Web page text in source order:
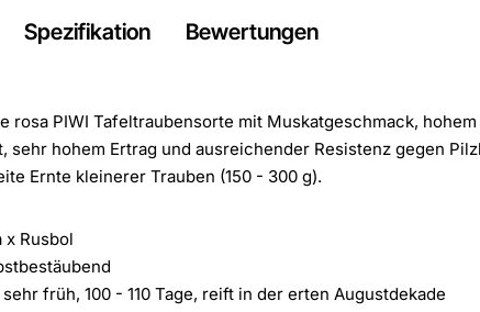
Spezifikation Bewertungen
rosa PIWI Tafeltraubensorte mit Muskatgeschmack,
sehr hohem Ertrag und ausreichender Resistenz gegen
Ernte kleinerer Trauben (150 - 300 g).
x Rusbol
sehr früh, 100 - 110 Tage, reift in der erten Augustdekade